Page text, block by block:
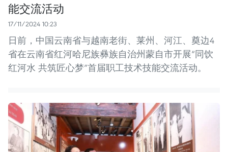
能交流活动
17/11/2024 10:23
日前，中国云南省与越南老街、莱州、河江、奠边4
省在云南省红河哈尼族彝族自治州蒙自市开展“同饮
红河水 共筑匠心梦”首届职工技术技能交流活动。